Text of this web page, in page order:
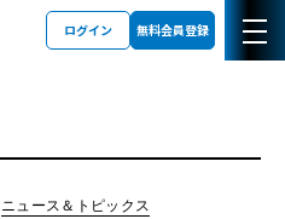
ログイン 無料会員登録
ニュース＆トピックス